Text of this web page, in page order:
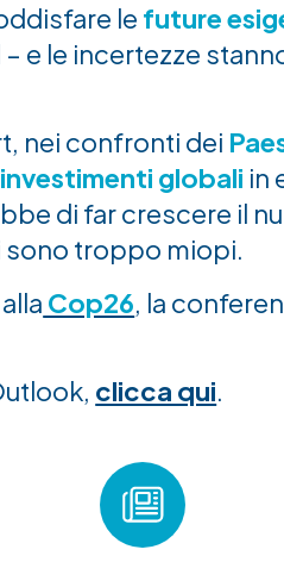
le future
e le incertezze
nei confronti dei
globali in
di far crescere il
sono troppo miopi.
Cop26, la
clicca qui.